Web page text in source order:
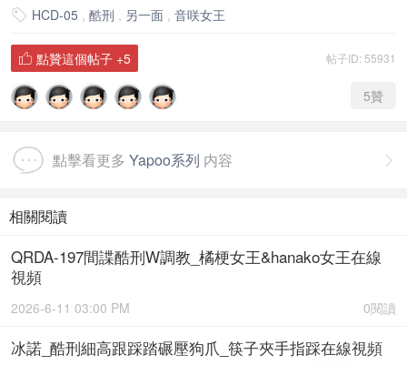
 HCD-05 , 酷刑 , 另一面 , 音咲女王
帖子ID: 55931
 點贊這個帖子 +5
5贊

點擊看更多 Yapoo系列 内容
相關閱讀
QRDA-197間諜酷刑W調教_橘梗女王&hanako女王在線
視頻
0閱讀
2026-6-11 03:00 PM
冰諾_酷刑細高跟踩踏碾壓狗爪_筷子夾手指踩在線視頻